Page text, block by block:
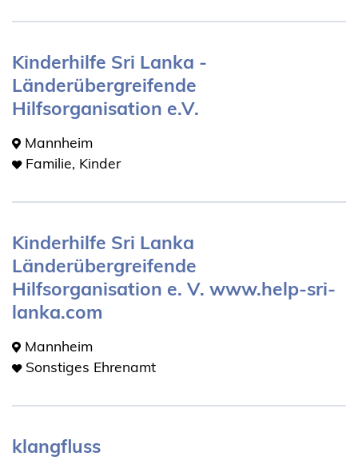
Kinderhilfe Sri Lanka -
Länderübergreifende
Hilfsorganisation e.V.
Mannheim
Familie, Kinder
Kinderhilfe Sri Lanka
Länderübergreifende
Hilfsorganisation e. V. www.help-sri-
lanka.com
Mannheim
Sonstiges Ehrenamt
klangfluss